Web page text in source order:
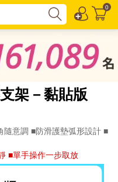
0
架－黏貼版
隨意調 ■防滑護墊弧形設計 ■
■單手操作一步取放